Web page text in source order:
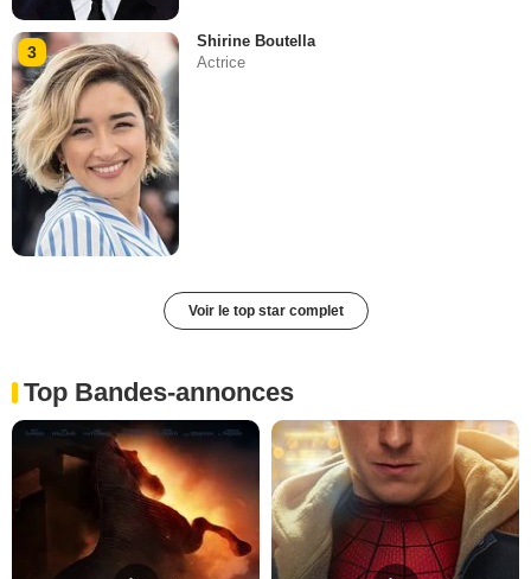
3
Shirine Boutella
Actrice
Voir le top star complet
Top Bandes-annonces